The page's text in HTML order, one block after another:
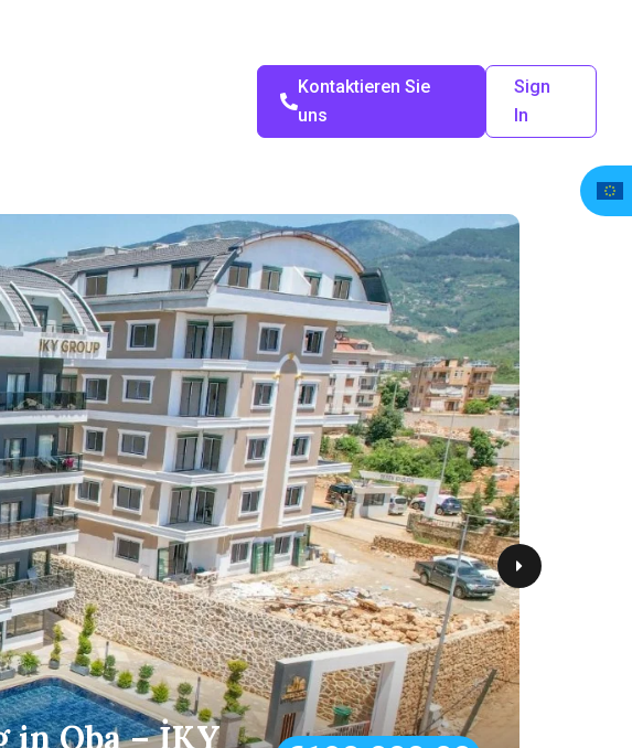
Kontaktieren Sie
uns
Sign
In
in Oba – İKY